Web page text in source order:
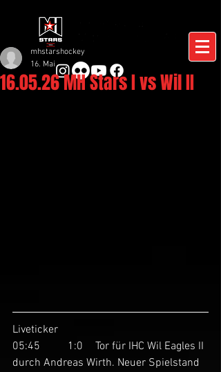
16.05.26 MH Stars I vs Wil II
mhstarshockey
16. Mai
Liveticker
05:45	1:0	Tor für IHC Wil Eagles II
durch Andreas Wirth. Neuer Spielstand